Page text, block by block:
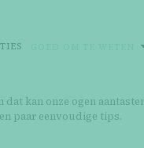
kan onze ogen
paar eenvoudige tips.